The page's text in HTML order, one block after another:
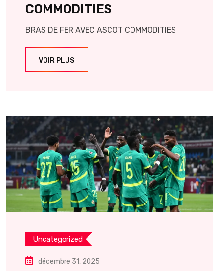
COMMODITIES
BRAS DE FER AVEC ASCOT COMMODITIES
VOIR PLUS
Uncategorized
décembre 31, 2025